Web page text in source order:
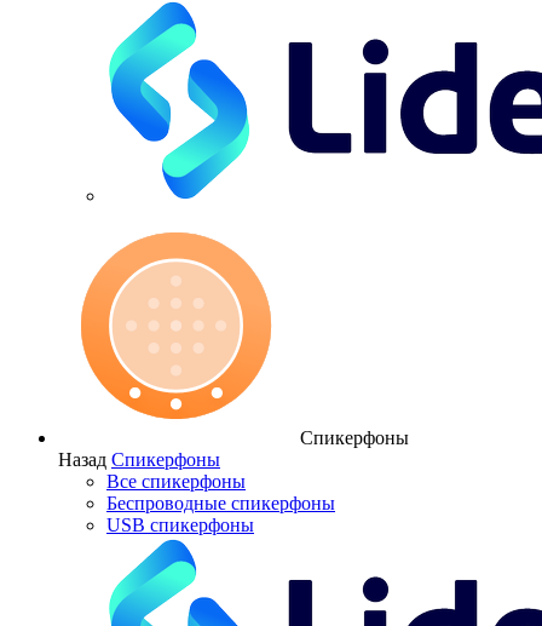
Спикерфоны
Назад Спикерфоны
Все спикерфоны
Беспроводные спикерфоны
USB спикерфоны